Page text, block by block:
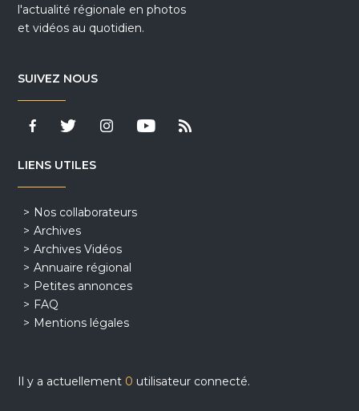
l'actualité régionale en photos
et vidéos au quotidien.
SUIVEZ NOUS
LIENS UTILES
Nos collaborateurs
Archives
Archives Vidéos
Annuaire régional
Petites annonces
FAQ
Mentions légales
Il y a actuellement 0 utilisateur connecté.